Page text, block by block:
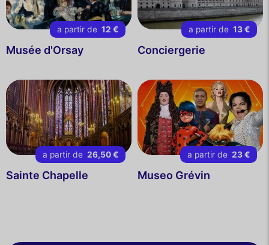
a partir de 12 €
Musée d'Orsay
a partir de 13 €
Conciergerie
a partir de 26,50 €
Sainte Chapelle
a partir de 23 €
Museo Grévin